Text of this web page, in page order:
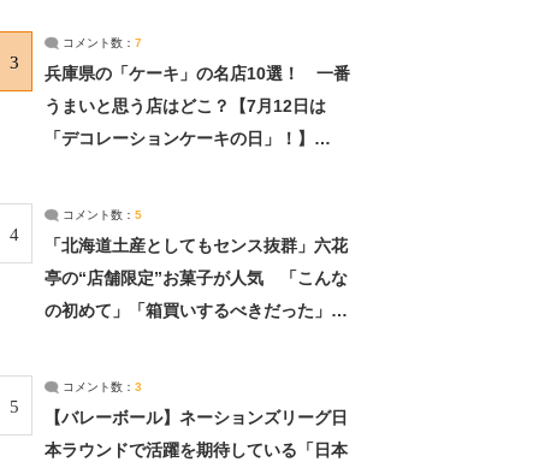
3
コメント数： 7
兵庫県の「ケーキ」の名店10選！ 一番
うまいと思う店はどこ？【7月12日は
「デコレーションケーキの日」！】
4
コメント数： 5
「北海道土産としてもセンス抜群」六花
亭の“店舗限定”お菓子が人気 「こんな
の初めて」「箱買いするべきだった」
5
コメント数： 3
【バレーボール】ネーションズリーグ日
本ラウンドで活躍を期待している「日本